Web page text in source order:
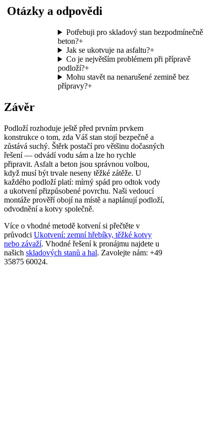
Otázky a odpovědi
Potřebuji pro skladový stan bezpodmínečně
beton?+
Jak se ukotvuje na asfaltu?+
Co je největším problémem při přípravě
podloží?+
Mohu stavět na nenarušené zemině bez
přípravy?+
Závěr
Podloží rozhoduje ještě před prvním prvkem
konstrukce o tom, zda Váš stan stojí bezpečně a
zůstává suchý. Štěrk postačí pro většinu dočasných
řešení — odvádí vodu sám a lze ho rychle
připravit. Asfalt a beton jsou správnou volbou,
když musí být trvale neseny těžké zátěže. U
každého podloží platí: mírný spád pro odtok vody
a ukotvení přizpůsobené povrchu. Naši vedoucí
montáže prověří obojí na místě a naplánují podloží,
odvodnění a kotvy společně.
Více o vhodné metodě kotvení si přečtěte v
průvodci Ukotvení: zemní hřebíky, těžké kotvy
nebo závaží. Vhodné řešení k pronájmu najdete u
našich skladových stanů a hal. Zavolejte nám: +49
35875 60024.